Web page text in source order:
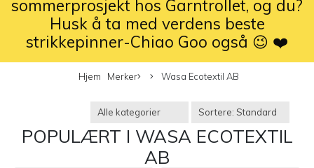
sommerprosjekt hos Garntrollet, og du?
Husk å ta med verdens beste
strikkepinner-Chiao Goo også 😉 ❤️
Hjem Merker Wasa Ecotextil AB
POPULÆRT I WASA ECOTEXTIL
AB